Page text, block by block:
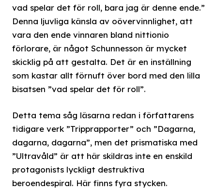
vad spelar det för roll, bara jag är denne ende.”
Denna ljuvliga känsla av oövervinnlighet, att
vara den ende vinnaren bland nittionio
förlorare, är något Schunnesson är mycket
skicklig på att gestalta. Det är en inställning
som kastar allt förnuft över bord med den lilla
bisatsen ”vad spelar det för roll”.
Detta tema såg läsarna redan i författarens
tidigare verk ”Tripprapporter” och ”Dagarna,
dagarna, dagarna”, men det prismatiska med
”Ultravåld” är att här skildras inte en enskild
protagonists lyckligt destruktiva
beroendespiral. Här finns fyra stycken.